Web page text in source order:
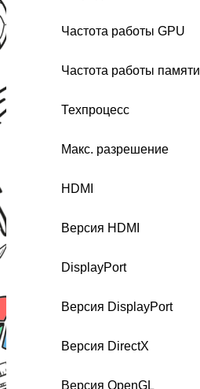
Частота работы GPU
Частота работы памяти
Техпроцесс
Макс. разрешение
HDMI
Версия HDMI
DisplayPort
Версия DisplayPort
Версия DirectX
Версия OpenGL